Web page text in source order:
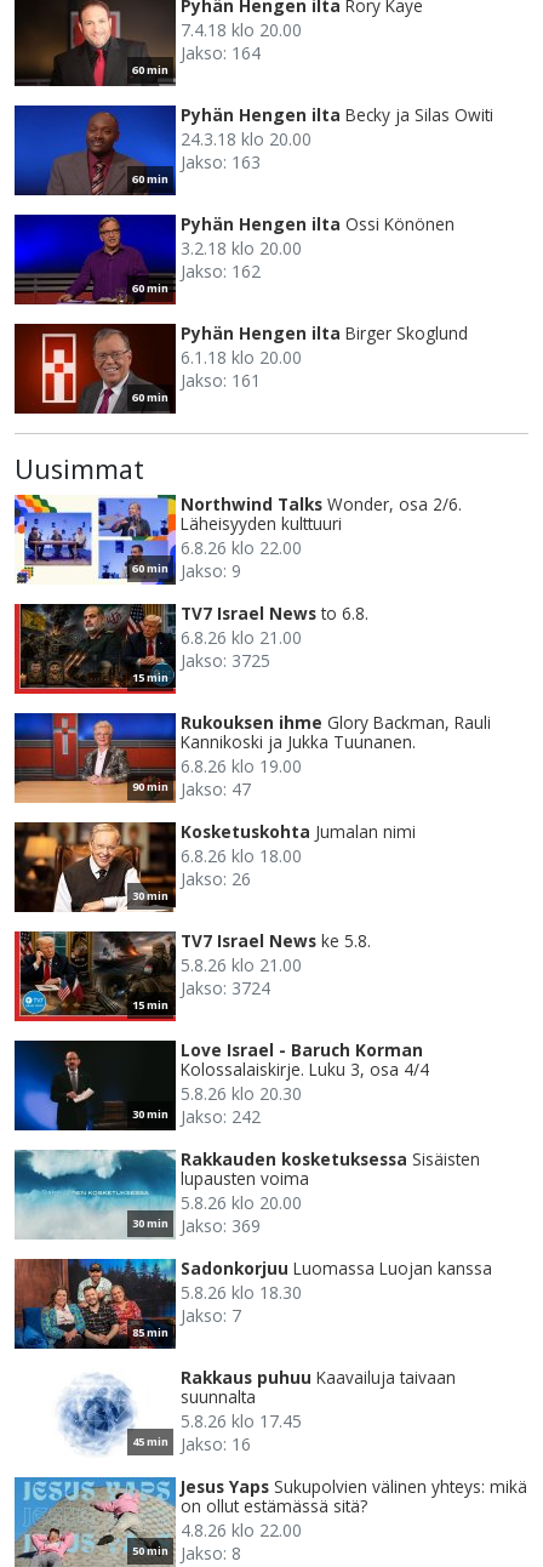
60 min
Pyhän Hengen ilta Rory Kaye
7.4.18 klo 20.00
Jakso: 164
60 min
Pyhän Hengen ilta Becky ja Silas Owiti
24.3.18 klo 20.00
Jakso: 163
60 min
Pyhän Hengen ilta Ossi Könönen
3.2.18 klo 20.00
Jakso: 162
60 min
Pyhän Hengen ilta Birger Skoglund
6.1.18 klo 20.00
Jakso: 161
Uusimmat
60 min
Northwind Talks Wonder, osa 2/6.
Läheisyyden kulttuuri
6.8.26 klo 22.00
Jakso: 9
15 min
TV7 Israel News to 6.8.
6.8.26 klo 21.00
Jakso: 3725
90 min
Rukouksen ihme Glory Backman, Rauli
Kannikoski ja Jukka Tuunanen.
6.8.26 klo 19.00
Jakso: 47
30 min
Kosketuskohta Jumalan nimi
6.8.26 klo 18.00
Jakso: 26
15 min
TV7 Israel News ke 5.8.
5.8.26 klo 21.00
Jakso: 3724
30 min
Love Israel - Baruch Korman
Kolossalaiskirje. Luku 3, osa 4/4
5.8.26 klo 20.30
Jakso: 242
30 min
Rakkauden kosketuksessa Sisäisten
lupausten voima
5.8.26 klo 20.00
Jakso: 369
85 min
Sadonkorjuu Luomassa Luojan kanssa
5.8.26 klo 18.30
Jakso: 7
45 min
Rakkaus puhuu Kaavailuja taivaan
suunnalta
5.8.26 klo 17.45
Jakso: 16
50 min
Jesus Yaps Sukupolvien välinen yhteys: mikä
on ollut estämässä sitä?
4.8.26 klo 22.00
Jakso: 8